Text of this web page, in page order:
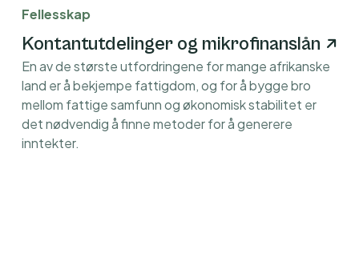
Fellesskap
Kontantutdelinger og mikrofinanslån
En av de største utfordringene for mange afrikanske
land er å bekjempe fattigdom, og for å bygge bro
mellom fattige samfunn og økonomisk stabilitet er
det nødvendig å finne metoder for å generere
inntekter.